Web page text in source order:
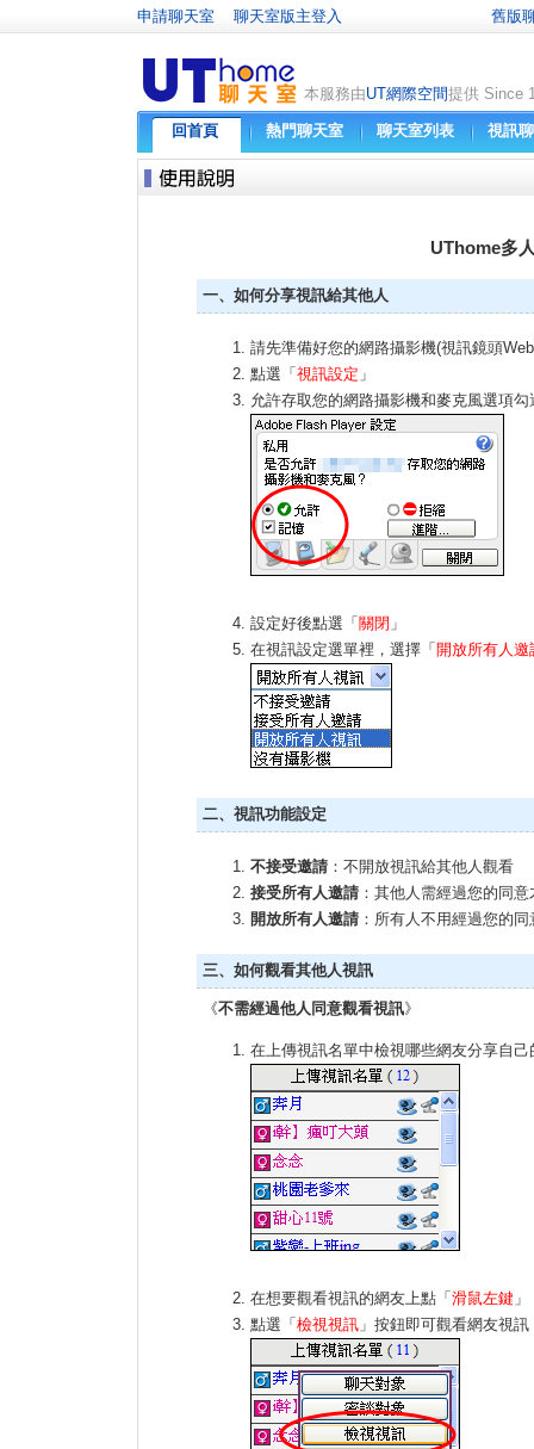
申請聊天室 聊天室版主登入 舊版
本服務由UT網際空間提供 Since
回首頁 熱門聊天室 聊天室列表 視訊
UThome多
一、如何分享視訊給其他人
請先準備好您的網路攝影機(視訊鏡頭
點選「 視訊設定 」
允許存取您的網路攝影機和麥克風選項勾
設定好後點選「 關閉 」
在視訊設定選單裡，選擇「 開放所有人邀
二、視訊功能設定
不接受邀請 ：不開放視訊給其他人觀看
接受所有人邀請 ：其他人需經過您的同
開放所有人邀請 ：所有人不用經過您的
三、如何觀看其他人視訊
《不需經過他人同意觀看視訊》
在上傳視訊名單中檢視哪些網友分享自己
在想要觀看視訊的網友上點「 滑鼠左鍵
點選「 檢視視訊 」按鈕即可觀看網友視訊